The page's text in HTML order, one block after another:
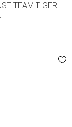
TEAM TIGER